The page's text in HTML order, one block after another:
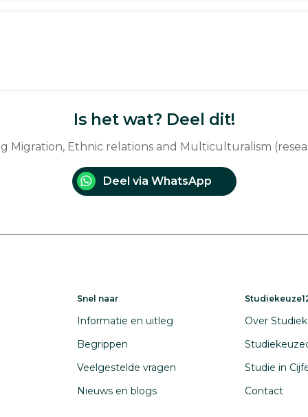
Is het wat? Deel dit!
Migration, Ethnic relations and Multiculturalism
Deel via WhatsApp
Snel naar
Informatie en uitleg
Begrippen
Veelgestelde vragen
Nieuws en blogs
Over
Studie in
Contact